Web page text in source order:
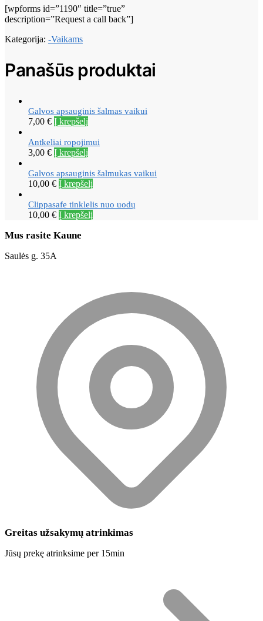
[wpforms id=”1190″ title=”true”
description=”Request a call back”]
Kategorija: -Vaikams
Panašūs produktai
Galvos apsauginis šalmas vaikui
7,00 € Į krepšelį
Antkeliai ropojimui
3,00 € Į krepšelį
Galvos apsauginis šalmukas vaikui
10,00 € Į krepšelį
Clippasafe tinklelis nuo uodų
10,00 € Į krepšelį
Mus rasite Kaune
Saulės g. 35A
Greitas užsakymų atrinkimas
Jūsų prekę atrinksime per 15min